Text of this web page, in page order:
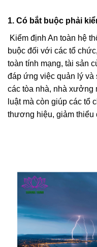
1. Có bắt buộc phải
Kiểm định An toàn hệ
buộc đối với các tổ
toàn tính mạng, tài sản
đáp ứng việc quản lý và
các tòa nhà, nhà xưởng
luật mà còn giúp các tổ
thương hiệu, giảm thiểu